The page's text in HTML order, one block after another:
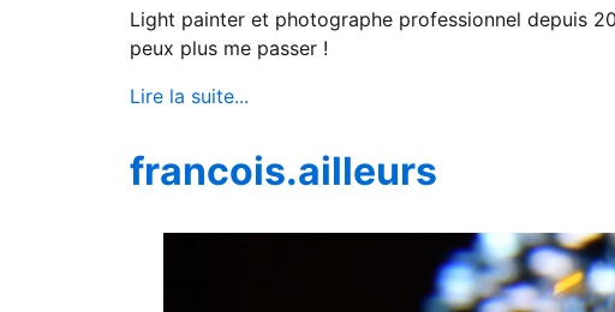
Light painter et photographe professionnel depuis
peux plus me passer !
Lire la suite...
francois.ailleurs